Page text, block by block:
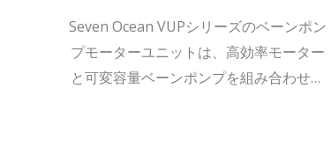
Seven Ocean VUPシリーズのベーンポン
プモーターユニットは、高効率モーター
と可変容量ベーンポンプを組み合わせた